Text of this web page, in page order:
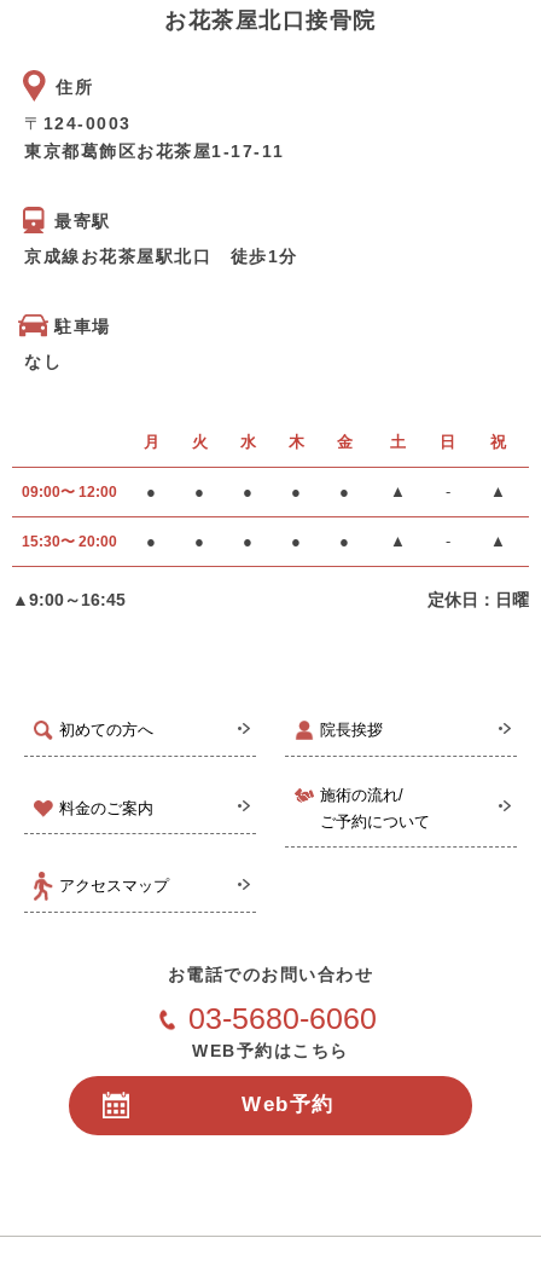
初めての方へ 院長挨拶
料金のご案内
施術の流れ/
ご予約について
アクセスマップ
お花茶屋北口接骨院
住所
〒 124-0003
東京都葛飾区お花茶屋1-17-11
最寄駅
京成線お花茶屋駅北口 徒歩1分
駐車場
なし
月 火 水 木 金 土 日 祝
09:00〜 12:00 ● ● ● ● ● ▲ - ▲
15:30〜 20:00 ● ● ● ● ● ▲ - ▲
▲9:00～16:45 定休日：日曜
お電話でのお問い合わせ
03-5680-6060
WEB予約はこちら
Web予約